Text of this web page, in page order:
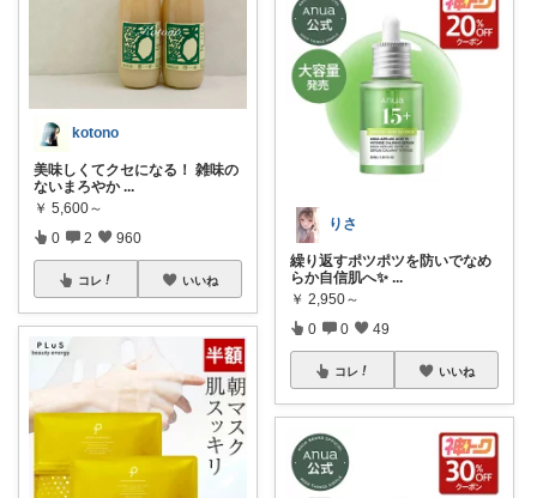
kotono
美味しくてクセになる！ 雑味の
ないまろやか ...
￥ 5,600～
0 2 960
コレ いいね
りさ
繰り返すポツポツを防いでなめ
らか自信肌へ✨ ...
￥ 2,950～
0 0 49
コレ いいね